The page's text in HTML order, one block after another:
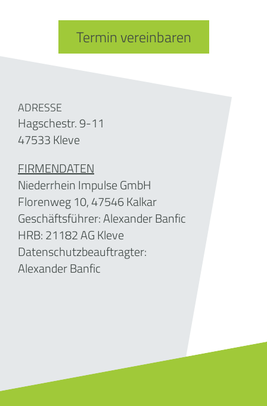
Termin vereinbaren
ADRESSE
Hagschestr. 9-11
47533 Kleve
FIRMENDATEN
Niederrhein Impulse GmbH
Florenweg 10, 47546 Kalkar
Geschäftsführer:Alexander Banfic
HRB: 21182 AG Kleve
Datenschutzbeauftragter:
Alexander Banfic